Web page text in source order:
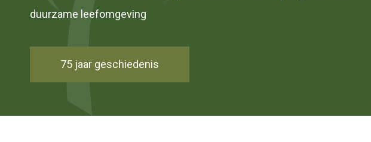
duurzame leefomgeving
75 jaar geschiedenis